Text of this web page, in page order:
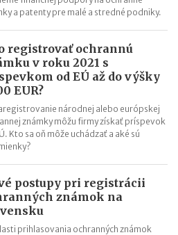
a patenty pre malé a stredné podniky.
registrovať ochrannú
v roku 2021 s
od EÚ až do výšky
EUR?
národnej alebo európskej
známky môžu firmy získať príspevok
Kto sa oň môže uchádzať a aké sú
postupy pri registrácii
známok na
prihlasovania ochranných známok